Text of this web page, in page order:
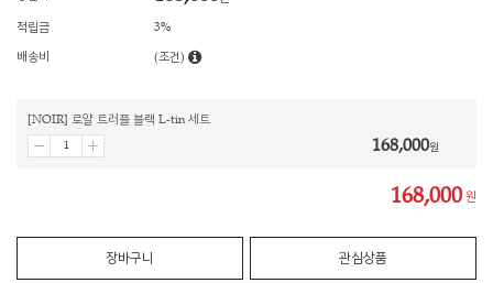
적립금 3%
배송비 (조건)
[NOIR] 로얄 트러플 블랙 L-tin 세트
168,000원
168,000 원
장바구니 관심상품